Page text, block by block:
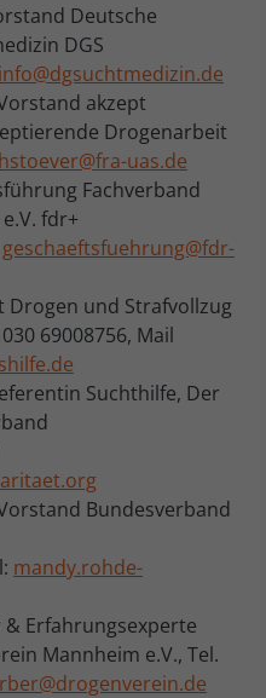
Deutsche
DGS
info@dgsuchtmedizin.de
akzept
Drogenarbeit
hstoever@fra-uas.de
Fachverband
fdr+
geschaeftsfuehrung@fdr-
Drogen und Strafvollzug
69008756, Mail
Suchthilfe, Der
Bundesverband
mandy.rohde-
Erfahrungsexperte
Mannheim e.V., Tel.